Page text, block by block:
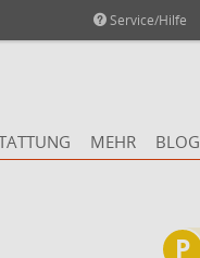
Service/Hilfe
MEHR BLOG
P